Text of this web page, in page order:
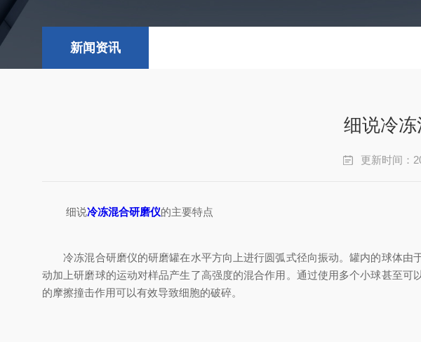
新闻资讯
细说冷
更新时间：
细说冷冻混合研磨仪的主要特点
冷冻混合研磨仪的研磨罐在水平方向上进行圆弧式径向振动。罐内的球体由
动加上研磨球的运动对样品产生了高强度的混合作用。通过使用多个小球甚至
的摩擦撞击作用可以有效导致细胞的破碎。